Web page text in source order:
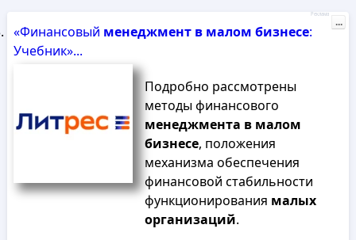
«Финансовый менеджмент в малом бизнесе:
Учебник»...
Подробно рассмотрены
методы финансового
менеджмента в малом
бизнесе, положения
механизма обеспечения
финансовой стабильности
функционирования малых
организаций.
Реклама
...